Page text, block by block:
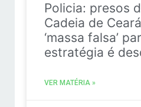
Policia: presos
Cadeia de
‘massa falsa’
estratégia é
VER MATÉRIA »